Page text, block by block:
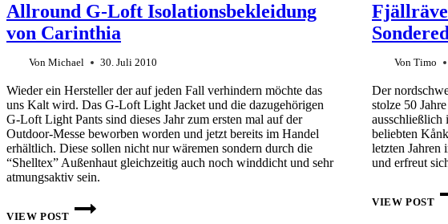
Allround G-Loft Isolationsbekleidung
von Carinthia
Von Michael 30. Juli 2010
Wieder ein Hersteller der auf jeden Fall verhindern möchte das
uns Kalt wird. Das G-Loft Light Jacket und die dazugehörigen
G-Loft Light Pants sind dieses Jahr zum ersten mal auf der
Outdoor-Messe beworben worden und jetzt bereits im Handel
erhältlich. Diese sollen nicht nur wäremen sondern durch die
“Shelltex” Außenhaut gleichzeitig auch noch winddicht und sehr
atmungsaktiv sein.
VIEW POST
ALLROUND
G-
Von Timo
Der
stolze 50
ausschließlich
beliebten
letzten Jahren
und erfreut
VIEW POST